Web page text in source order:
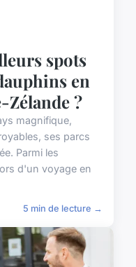
spots
en
?
magnifique,
ses parcs
Parmi les
d'un voyage en
5 min de lecture →